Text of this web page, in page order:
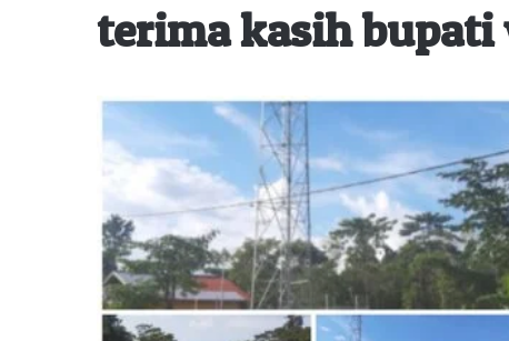
terima kasih bupati